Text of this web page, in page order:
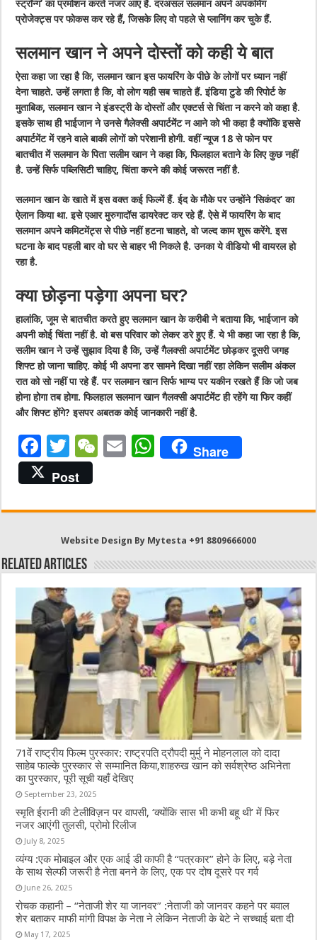
स्ट्रॉन्ग’ का प्रमोशन करते नजर आए हैं. दरअसल सलमान अपने अपकमिंग
प्रोजेक्ट्स पर फोकस कर रहे हैं, जिसके लिए वो पहले से प्लानिंग कर चुके हैं.
सलमान खान ने अपने दोस्तों को कही ये बात
ऐसा कहा जा रहा है कि, सलमान खान इस फायरिंग के पीछे के लोगों पर ध्यान नहीं
देना चाहते. उन्हें लगता है कि, वो लोग यही सब चाहते हैं. इंडिया टुडे की रिपोर्ट के
मुताबिक, सलमान खान ने इंडस्ट्री के दोस्तों और एक्टर्स से चिंता न करने को कहा है.
इसके साथ ही भाईजान ने उनसे गैलेक्सी अपार्टमेंट न आने को भी कहा है क्योंकि इससे
अपार्टमेंट में रहने वाले बाकी लोगों को परेशानी होगी. वहीं न्यूज 18 से फोन पर
बातचीत में सलमान के पिता सलीम खान ने कहा कि, फिलहाल बताने के लिए कुछ नहीं
है. उन्हें सिर्फ पब्लिसिटी चाहिए, चिंता करने की कोई जरूरत नहीं है.
सलमान खान के खाते में इस वक्त कई फिल्में हैं. ईद के मौके पर उन्होंने ‘सिकंदर’ का
ऐलान किया था. इसे एआर मुरुगादॉस डायरेक्ट कर रहे हैं. ऐसे में फायरिंग के बाद
सलमान अपने कमिटमेंट्स से पीछे नहीं हटना चाहते, वो जल्द काम शुरू करेंगे. इस
घटना के बाद पहली बार वो घर से बाहर भी निकले है. उनका ये वीडियो भी वायरल हो
रहा है.
क्या छोड़ना पड़ेगा अपना घर?
हालांकि, जूम से बातचीत करते हुए सलमान खान के करीबी ने बताया कि, भाईजान को
अपनी कोई चिंता नहीं है. वो बस परिवार को लेकर डरे हुए हैं. ये भी कहा जा रहा है कि,
सलीम खान ने उन्हें सुझाव दिया है कि, उन्हें गैलक्सी अपार्टमेंट छोड़कर दूसरी जगह
शिफ्ट हो जाना चाहिए. कोई भी अपना डर सामने दिखा नहीं रहा लेकिन सलीम अंकल
रात को सो नहीं पा रहे हैं. पर सलमान खान सिर्फ भाग्य पर यकीन रखते हैं कि जो जब
होना होगा तब होगा. फिलहाल सलमान खान गैलक्सी अपार्टमेंट ही रहेंगे या फिर कहीं
और शिफ्ट होंगे? इसपर अबतक कोई जानकारी नहीं है.
F
a
c
e
o
o
k
T
w
it
te
r
W
h
at
E
l
W
s
A
p
p
Share
Post
Website Design By Mytesta +91 8809666000
Related Articles
71वें राष्ट्रीय फिल्म पुरस्कार: राष्ट्रपति द्रौपदी मुर्मु ने मोहनलाल को दादा
साहेब फाल्के पुरस्कार से सम्मानित किया,शाहरुख खान को सर्वश्रेष्ठ अभिनेता
का पुरस्कार, पूरी सूची यहाँ देखिए
September 23, 2025
स्मृति ईरानी की टेलीविज़न पर वापसी, ‘क्योंकि सास भी कभी बहू थी’ में फिर
नजर आएंगी तुलसी, प्रोमो रिलीज
July 8, 2025
व्यंग्य :एक मोबाइल और एक आई डी काफी है “पत्रकार” होने के लिए, बड़े नेता
के साथ सेल्फी जरूरी है नेता बनने के लिए, एक पर दोष दूसरे पर गर्व
June 26, 2025
रोचक कहानी – “नेताजी शेर या जानवर” :नेताजी को जानवर कहने पर बवाल
शेर बताकर माफी मांगी विपक्ष के नेता ने लेकिन नेताजी के बेटे ने सच्चाई बता दी
May 17, 2025